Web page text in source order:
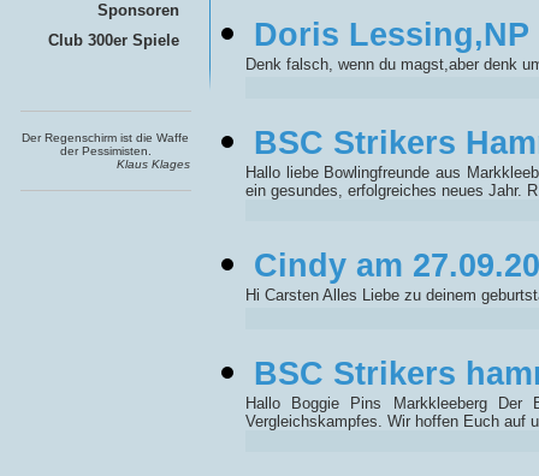
Sponsoren
Club 300er Spiele
Der Regenschirm ist die Waffe
der Pessimisten.
Klaus Klages
Doris Lessing,NP
Denk falsch, wenn du magst,aber denk
BSC Strikers
Hallo liebe Bowlingfreunde aus
ein gesundes, erfolgreiches neues Jahr.
Cindy am
Hi Carsten Alles Liebe zu deinem
BSC Strikers
Hallo Boggie Pins Markkleeberg Der
Vergleichskampfes. Wir hoffen Euch auf